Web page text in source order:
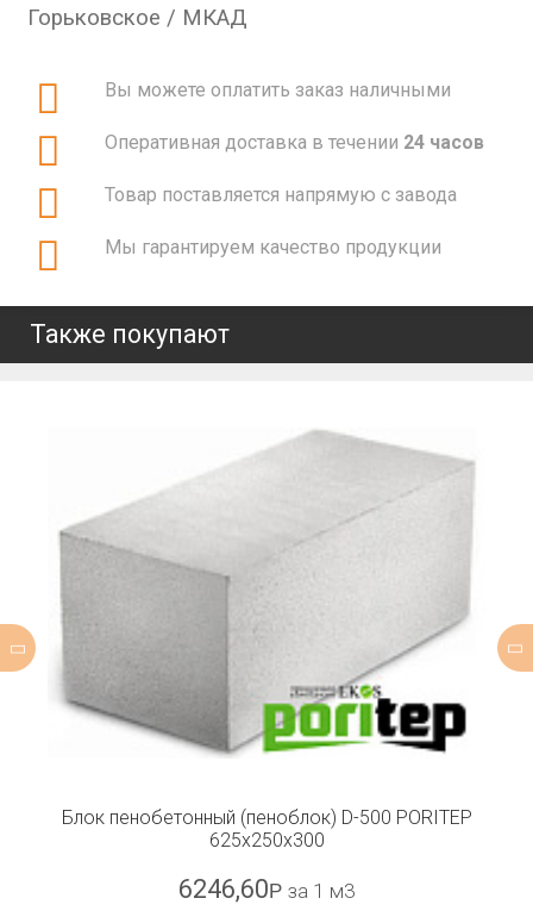
Горьковское / МКАД
Вы можете оплатить заказ наличными
Оперативная доставка в течении 24 часов
Товар поставляется напрямую с завода
Мы гарантируем качество продукции
Также покупают
Блок пенобетонный (пеноблок) D-500 PORITEP
625x250x300
6246,60Р за 1 м3